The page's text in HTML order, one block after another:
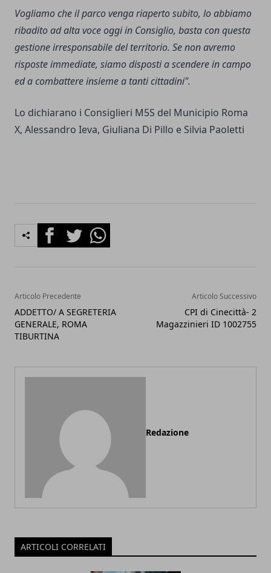
Vogliamo che il parco venga riaperto subito, lo abbiamo
ribadito ad alta voce oggi in Consiglio, basta con questa
gestione irresponsabile del territorio. Se non avremo
risposte immediate, siamo disposti a scendere in campo
ed a combattere insieme a tanti cittadini".
Lo dichiarano i Consiglieri M5S del Municipio Roma
X, Alessandro Ieva, Giuliana Di Pillo e Silvia Paoletti
FacebookTwitterWhatsapp
Articolo Precedente
ADDETTO/ A SEGRETERIA
GENERALE, ROMA
TIBURTINA
Articolo Successivo
CPI di Cinecittà- 2
Magazzinieri ID 1002755
Redazione
ARTICOLI CORRELATI